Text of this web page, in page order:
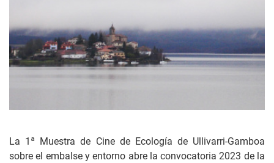
La 1ª Muestra de Cine de Ecología de Ullivarri-Gamboa
sobre el embalse y entorno abre la convocatoria 2023 de la